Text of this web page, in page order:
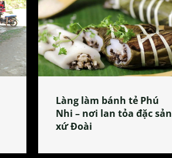
Làng làm bánh tẻ Phú
Nhi – nơi lan tỏa đặc sản
xứ Đoài